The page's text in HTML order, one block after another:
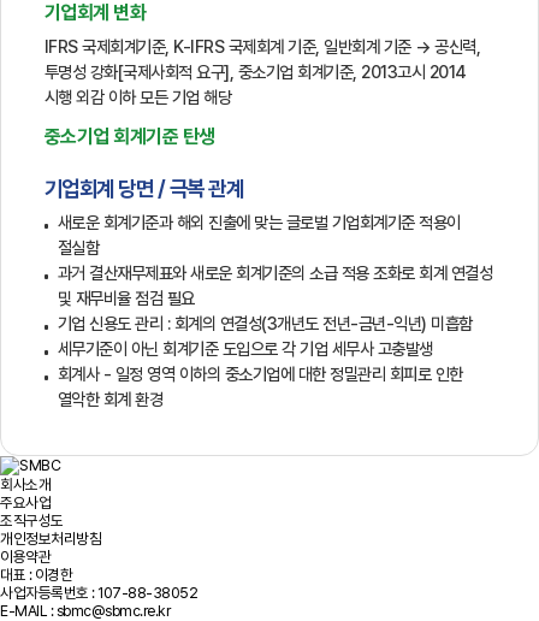
기업회계 변화
IFRS 국제회계기준, K-IFRS 국제회계 기준, 일반회계 기준 → 공신력,
투명성 강화[국제사회적 요구], 중소기업 회계기준, 2013고시 2014
시행 외감 이하 모든 기업 해당
중소기업 회계기준 탄생
기업회계 당면 / 극복 관계
새로운 회계기준과 해외 진출에 맞는 글로벌 기업회계기준 적용이
절실함
과거 결산재무제표와 새로운 회계기준의 소급 적용 조화로 회계 연결성
및 재무비율 점검 필요
기업 신용도 관리 : 회계의 연결성(3개년도 전년-금년-익년) 미흡함
세무기준이 아닌 회계기준 도입으로 각 기업 세무사 고충발생
회계사 - 일정 영역 이하의 중소기업에 대한 정밀관리 회피로 인한
열악한 회계 환경
회사소개
주요사업
조직구성도
개인정보처리방침
이용약관
대표 : 이경한
사업자등록번호 : 107-88-38052
E-MAIL : sbmc@sbmc.re.kr